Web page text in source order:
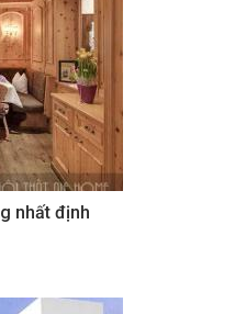
nhất định